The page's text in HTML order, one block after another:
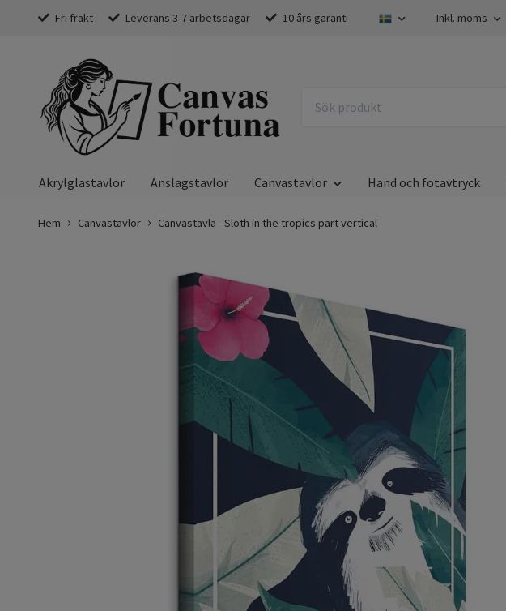
Fri frakt Leverans 3-7 arbetsdagar 10 års garanti Inkl. moms
Akrylglastavlor Anslagstavlor Canvastavlor Hand och fotavtryck
Hem Canvastavlor Canvastavla - Sloth in the tropics part vertical